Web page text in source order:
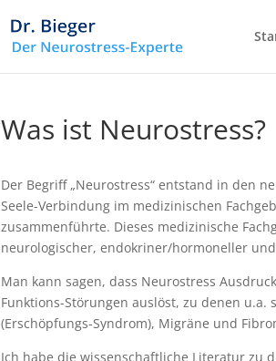
Was ist Neurostress?
Der Begriff „Neurostress“ entstand in den
Seele-Verbindung im medizinischen
zusammenführte. Dieses medizinische
neurologischer, endokriner/hormoneller
Man kann sagen, dass Neurostress
Funktions-Störungen auslöst, zu denen u.a.
(Erschöpfungs-Syndrom), Migräne und
Ich habe die wissenschaftliche Literatur zu